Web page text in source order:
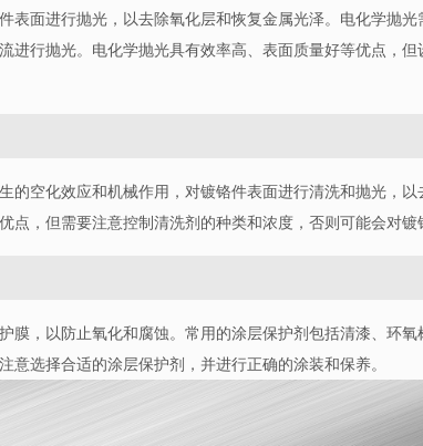
表面进行抛光，以去除氧化层和恢复金属光泽。电化学抛
进行抛光。电化学抛光具有效率高、表面质量好等优点，
的空化效应和机械作用，对镀铬件表面进行清洗和抛光，
点，但需要注意控制清洗剂的种类和浓度，否则可能会对镀
膜，以防止氧化和腐蚀。常用的涂层保护剂包括清漆、环
意选择合适的涂层保护剂，并进行正确的涂装和保养。